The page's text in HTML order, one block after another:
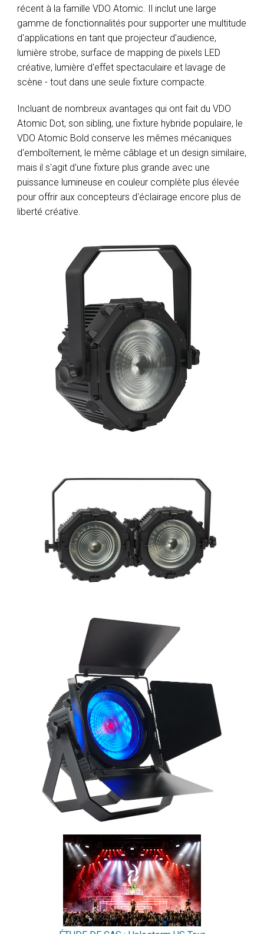
récent à la famille VDO Atomic. Il inclut une large
gamme de fonctionnalités pour supporter une multitude
d'applications en tant que projecteur d'audience,
lumière strobe, surface de mapping de pixels LED
créative, lumière d'effet spectaculaire et lavage de
scène - tout dans une seule fixture compacte.
Incluant de nombreux avantages qui ont fait du VDO
Atomic Dot, son sibling, une fixture hybride populaire, le
VDO Atomic Bold conserve les mêmes mécaniques
d'emboîtement, le même câblage et un design similaire,
mais il s'agit d'une fixture plus grande avec une
puissance lumineuse en couleur complète plus élevée
pour offrir aux concepteurs d'éclairage encore plus de
liberté créative.